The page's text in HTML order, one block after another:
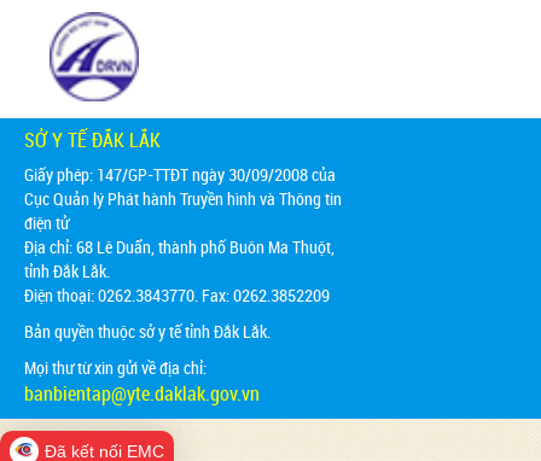
SỞ Y TẾ ĐẮK LẮK
Giấy phép: 147/GP-TTĐT ngày 30/09/2008 của
Cục Quản lý Phát hành Truyền hình và Thông tin
điện tử
Địa chỉ:68 Lê Duẩn, thành phố Buôn Ma Thuột,
tỉnh Đắk Lắk.
Điện thoại: 0262.3843770. Fax: 0262.3852209
Bản quyền thuộc sở y tế tỉnh Đắk Lắk.
Mọi thư từ xin gửi về địa chỉ:
banbientap@yte.daklak.gov.vn
Đã kết nối EMC